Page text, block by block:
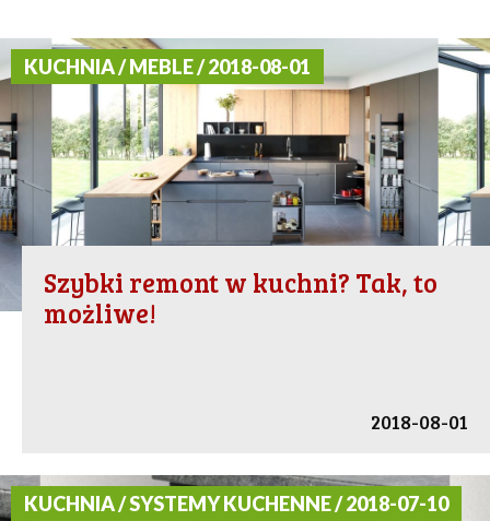
KUCHNIA / MEBLE / 2018-08-01
Szybki remont w kuchni? Tak, to
możliwe!
2018-08-01
KUCHNIA / SYSTEMY KUCHENNE / 2018-07-10